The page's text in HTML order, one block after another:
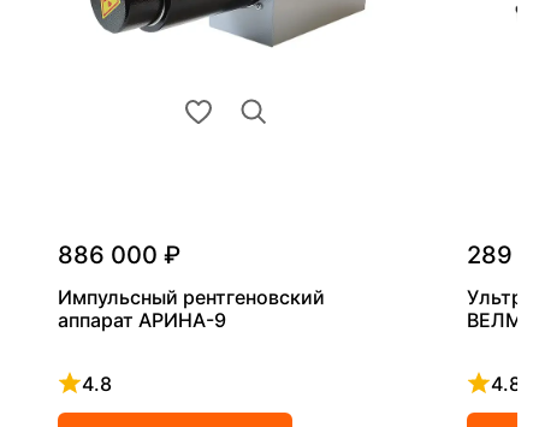
886 000 ₽
Импульсный рентгеновский
аппарат АРИНА-9
4.8
Рейтинг 4.8 из 5
289
4.8